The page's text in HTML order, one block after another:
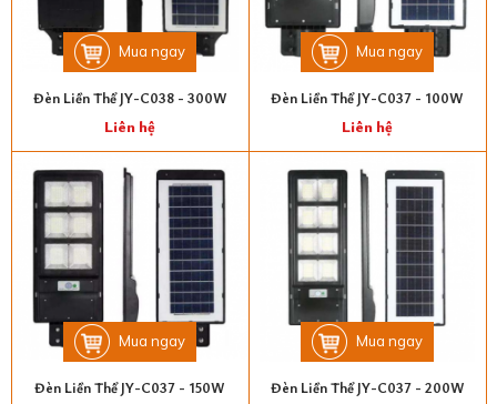
Mua ngay
Đèn Liền Thể JY-C038 - 300W
Liên hệ
Mua ngay
Đèn Liền Thể JY-C037 - 100W
Liên hệ
Mua ngay
Đèn Liền Thể JY-C037 - 150W
Mua ngay
Đèn Liền Thể JY-C037 - 200W